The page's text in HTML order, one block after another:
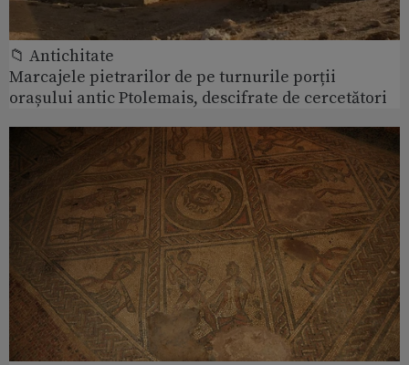
📁 Antichitate
Marcajele pietrarilor de pe turnurile porții
orașului antic Ptolemais, descifrate de cercetători